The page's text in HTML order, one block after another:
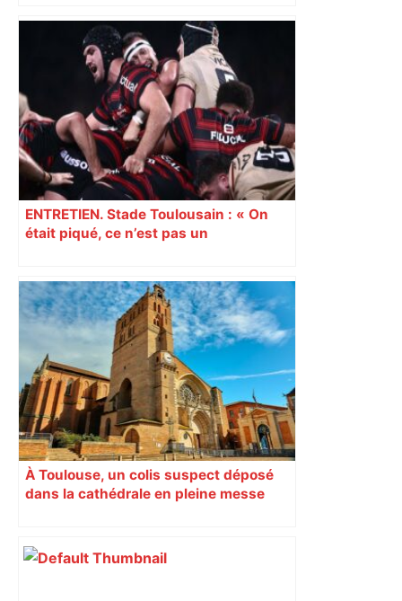
ENTRETIEN. Stade Toulousain : « On
était piqué, ce n’est pas un
À Toulouse, un colis suspect déposé
dans la cathédrale en pleine messe